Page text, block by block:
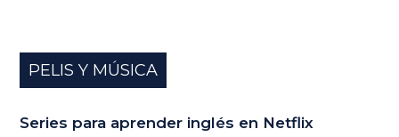
PELIS Y MÚSICA
Series para aprender inglés en Netflix